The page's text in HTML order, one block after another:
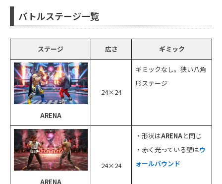
バトルステージ一覧
ステージ 広さ ギミック
ARENA
24×24
ギミックなし。狭い八角
形ステージ
ARENA
24×24
・形状はARENAと同じ
・赤く光っている壁はウ
ォールバウンド